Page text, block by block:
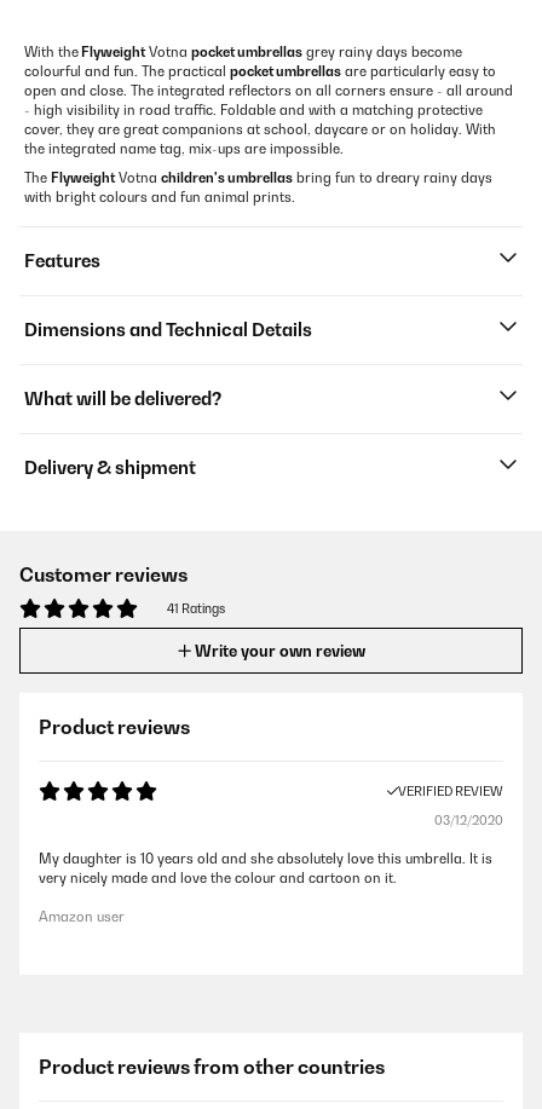
With the FlyweightVotna pocket umbrellas grey rainy days become
colourful and fun. The practical pocket umbrellas are particularly easy to
open and close. The integrated reflectors on all corners ensure - all around
- high visibility in road traffic. Foldable and with a matching protective
cover, they are great companions at school, daycare or on holiday. With
the integrated name tag, mix-ups are impossible.
The FlyweightVotna children's umbrellas bring fun to dreary rainy days
with bright colours and fun animal prints.
Features
Dimensions and Technical Details
What will be delivered?
Delivery & shipment
Customer reviews
41 Ratings
Write your own review
Product reviews
VERIFIED REVIEW
03/12/2020
My daughter is 10 years old and she absolutely love this umbrella. It is
very nicely made and love the colour and cartoon on it.
Amazon user
Product reviews from other countries